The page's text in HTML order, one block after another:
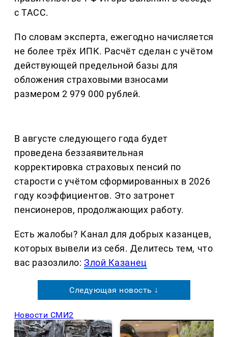
с ТАСС.
По словам эксперта, ежегодно начисляется
не более трёх ИПК. Расчёт сделан с учётом
действующей предельной базы для
обложения страховыми взносами
размером 2 979 000 рублей.
В августе следующего года будет
проведена беззаявительная
корректировка страховых пенсий по
старости с учётом сформированных в 2026
году коэффициентов. Это затронет
пенсионеров, продолжающих работу.
Есть жалобы? Канал для добрых казанцев,
которых вывели из себя. Делитеcь тем, что
вас разозлило:Злой Казанец
Следующая новость ↓
Новости СМИ2